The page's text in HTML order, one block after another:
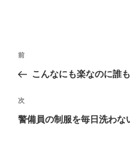
投
ナ
ビ
ゲ
前
の
稿
前
こんなにも楽なのに誰
次
の
次
警備員の制服を毎日洗わな